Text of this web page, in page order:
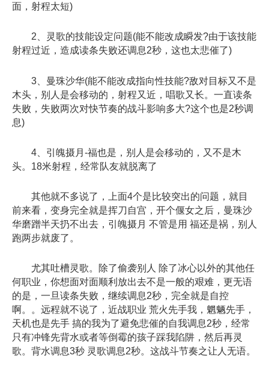
面，射程太短)
2、灵歌的技能设定问题(能不能改成瞬发?由于该技能
射程过近，造成读条失败还调息2秒，这也太悲催了)
3、曼珠沙华(能不能改成指向性技能?敌对目标又不是
木头，别人是会移动的，射程又近，唱歌又长。一直读条
失败，失败两次对快节奏的战斗影响多大?这个也是2秒调
息)
4、引魄摄月-福也是，别人是会移动的，又不是木
头。18米射程，经常队友就脱离了
其他就不多说了，上面4个是比较突出的问题，就目
前来看，变身完全就是挥刀自宫，开个偃女之后，曼珠沙
华磨蹭半天扔不出去，引魄摄月 不管是用 福还是祸，别人
跑两步就废了。
尤其吐槽灵歌。除了偷袭别人 除了冰心以外的其他任
何职业，你想面对面顺利放出去不是一般的艰难，更无语
的是，一旦读条失败，继续调息2秒，完全就是自控
啊。。远程就不说了，近战职业 荒火先手我，魍魉先手，
天机也是先手 搞的我为了避免悲催的自我调息2秒，经常
只有冲锋先背水或者等倒霉的孩子踩我陷阱，然后再灵
歌。背水调息3秒 灵歌调息2秒。这战斗节奏之让人无语。